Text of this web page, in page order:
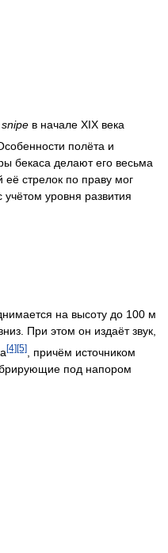
snipe в начале XIX века
полёта и
бекаса делают его весьма
стрелок по праву мог
учётом уровня развития
на высоту до 100 м
При этом он издаёт звук,
[4][5]
, причём источником
под напором